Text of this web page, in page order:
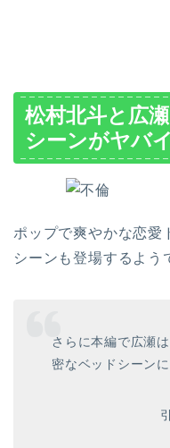
松村北斗と広
シーンがヤバ
ポップで爽やかな恋愛
シーンも登場するよう
さらに本編で広瀬
密なベッドシーン